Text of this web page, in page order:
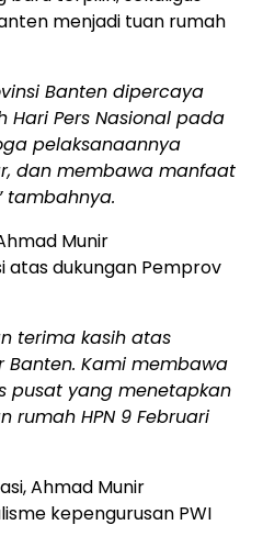
menjadi tuan rumah
Banten dipercaya
Pers Nasional pada
pelaksanaannya
dan membawa manfaat
tambahnya.
Munir
atas dukungan Pemprov
terima kasih atas
Banten. Kami membawa
pusat yang menetapkan
rumah HPN 9 Februari
Ahmad Munir
kepengurusan PWI